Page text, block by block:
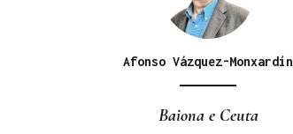
La UE lanza una campaña
de ahorro energético
doméstico
Afonso Vázquez-Monxardín
Baiona e Ceuta